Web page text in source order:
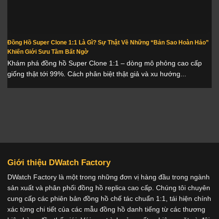
Đồng Hồ Super Clone 1:1 Là Gì? Sự Thật Về Những “Bản Sao Hoàn Hảo”
Khiến Giới Sưu Tầm Bất Ngờ
Khám phá đồng hồ Super Clone 1:1 – dòng mô phỏng cao cấp
giống thật tới 99%. Cách phân biệt thật giả và xu hướng...
Giới thiệu DWatch Factory
DWatch Factory là một trong những đơn vị hàng đầu trong ngành
sản xuất và phân phối đồng hồ replica cao cấp. Chúng tôi chuyên
cung cấp các phiên bản đồng hồ chế tác chuẩn 1:1, tái hiện chính
xác từng chi tiết của các mẫu đồng hồ danh tiếng từ các thương